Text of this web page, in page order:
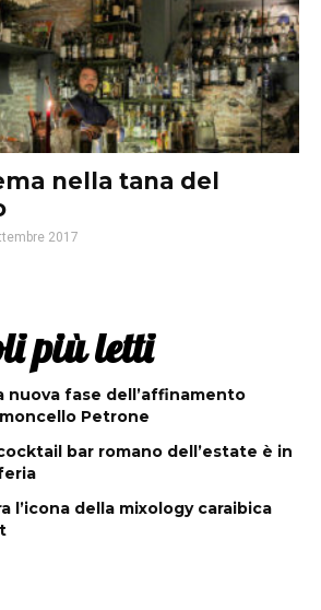
nella tana del
2017
più letti
nuova fase dell’affinamento
Petrone
bar romano dell’estate è in
l’icona della mixology caraibica